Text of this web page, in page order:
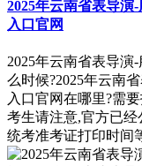
2025年云南省表导演
入口官网
2025年云南省表导演
么时候?2025年云南
入口官网在哪里?需
考生请注意,官方已经
统考准考证打印时间